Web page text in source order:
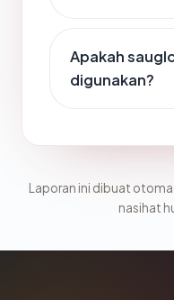
Apakah
digunakan?
Laporan ini dibuat
nasihat